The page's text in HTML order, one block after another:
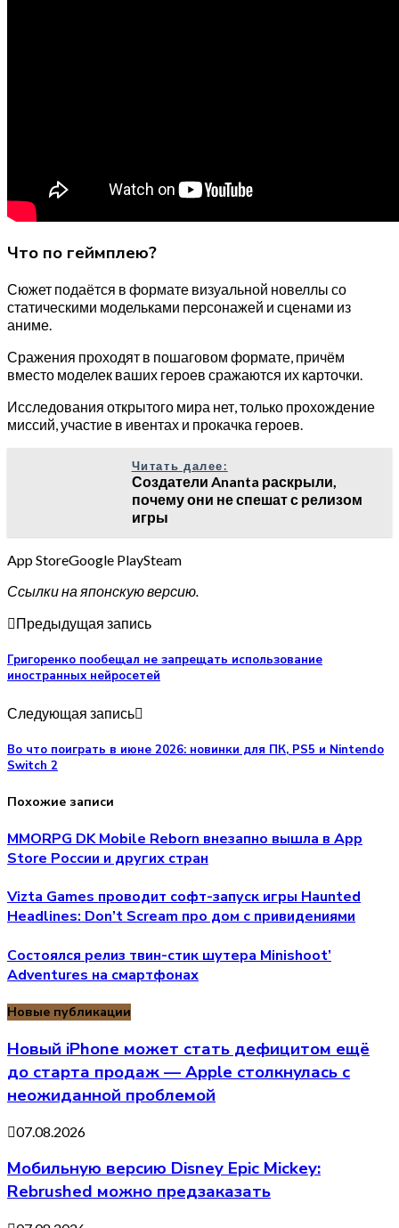
Что по геймплею?
Сюжет подаётся в формате визуальной новеллы со
статическими модельками персонажей и сценами из
аниме.
Сражения проходят в пошаговом формате, причём
вместо моделек ваших героев сражаются их карточки.
Исследования открытого мира нет, только прохождение
миссий, участие в ивентах и прокачка героев.
Читать далее:
Создатели Ananta раскрыли,
почему они не спешат с релизом
игры
App StoreGoogle PlaySteam
Ссылки на японскую версию.
Предыдущая запись
Григоренко пообещал не запрещать использование
иностранных нейросетей
Следующая запись
Во что поиграть в июне 2026: новинки для ПК, PS5 и Nintendo
Switch 2
Похожие записи
MMORPG DK Mobile Reborn внезапно вышла в App
Store России и других стран
Vizta Games проводит софт-запуск игры Haunted
Headlines: Don’t Scream про дом с привидениями
Состоялся релиз твин-стик шутера Minishoot’
Adventures на смартфонах
Новые публикации
Новый iPhone может стать дефицитом ещё
до старта продаж — Apple столкнулась с
неожиданной проблемой
07.08.2026
Мобильную версию Disney Epic Mickey:
Rebrushed можно предзаказать